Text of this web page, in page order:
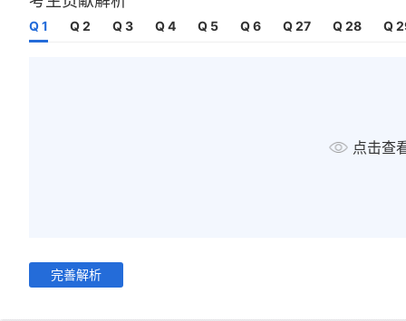
Q 1 Q 2 Q 3 Q 4 Q 5 Q 6 Q 27 Q 28 Q
点击查
完善解析